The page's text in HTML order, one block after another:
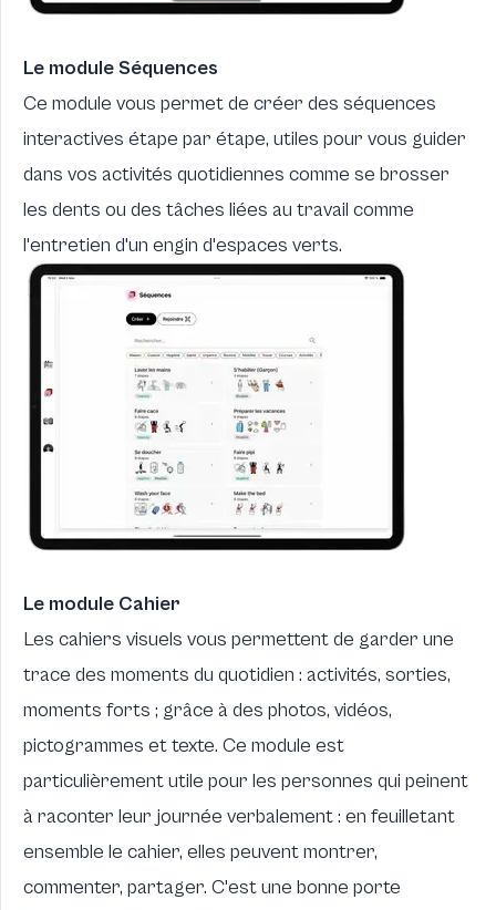
Le module Séquences
Ce module vous permet de créer des séquences
interactives étape par étape, utiles pour vous guider
dans vos activités quotidiennes comme se brosser
les dents ou des tâches liées au travail comme
l'entretien d'un engin d'espaces verts.
Le module Cahier
Les cahiers visuels vous permettent de garder une
trace des moments du quotidien : activités, sorties,
moments forts ; grâce à des photos, vidéos,
pictogrammes et texte. Ce module est
particulièrement utile pour les personnes qui peinent
à raconter leur journée verbalement : en feuilletant
ensemble le cahier, elles peuvent montrer,
commenter, partager. C'est une bonne porte